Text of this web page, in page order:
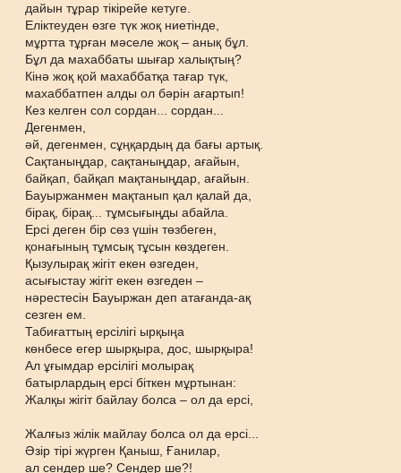
дайын тұрар тікірейе кетуге.
Еліктеуден өзге түк жоқ ниетінде,
мұртта тұрған мәселе жоқ – анық бұл.
Бұл да махаббаты шығар халықтың?
Кінә жоқ қой махаббатқа тағар түк,
махаббатпен алды ол бәрін ағартып!
Кез келген сол сордан... сордан...
Дегенмен,
әй, дегенмен, сұңқардың да бағы артық.
Сақтаныңдар, сақтаныңдар, ағайын,
байқап, байқап мақтаныңдар, ағайын.
Бауыржанмен мақтанып қал қалай да,
бірақ, бірақ... тұмсығыңды абайла.
Ерсі деген бір сөз үшін төзбеген,
қонағының тұмсық тұсын көздеген.
Қызулырақ жігіт екен өзгеден,
асығыстау жігіт екен өзгеден –
нәрестесін Бауыржан деп атағанда-ақ
сезген ем.
Табиғаттың ерсілігі ырқыңа
көнбесе егер шырқыра, дос, шырқыра!
Ал ұғымдар ерсілігі молырақ
батырлардың ерсі біткен мұртынан:
Жалқы жігіт байлау болса – ол да ерсі,
Жалғыз жілік майлау болса ол да ерсі...
Әзір тірі жүрген Қаныш, Ғанилар,
ал сендер ше? Сендер ше?!